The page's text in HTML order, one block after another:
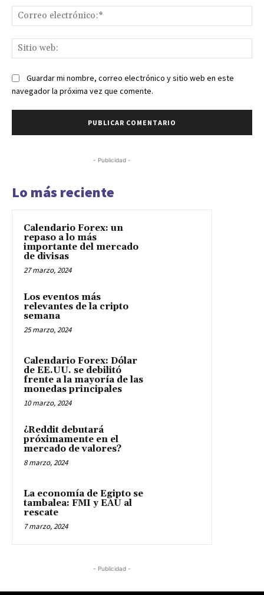
Guardar mi nombre, correo electrónico y sitio web en este
navegador la próxima vez que comente.
- Publicidad -
Lo más reciente
Calendario Forex: un
repaso a lo más
importante del mercado
de divisas
27 marzo, 2024
Los eventos más
relevantes de la cripto
semana
25 marzo, 2024
Calendario Forex: Dólar
de EE.UU. se debilitó
frente a la mayoría de las
monedas principales
10 marzo, 2024
¿Reddit debutará
próximamente en el
mercado de valores?
8 marzo, 2024
La economía de Egipto se
tambalea: FMI y EAU al
rescate
7 marzo, 2024
- Publicidad -